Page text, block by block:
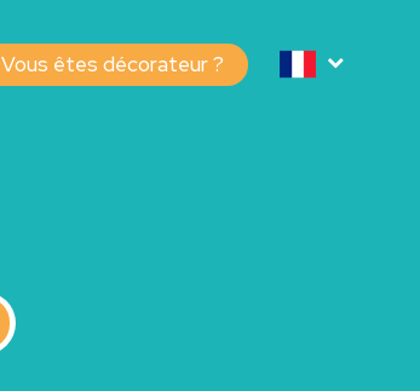
Vous êtes décorateur ?